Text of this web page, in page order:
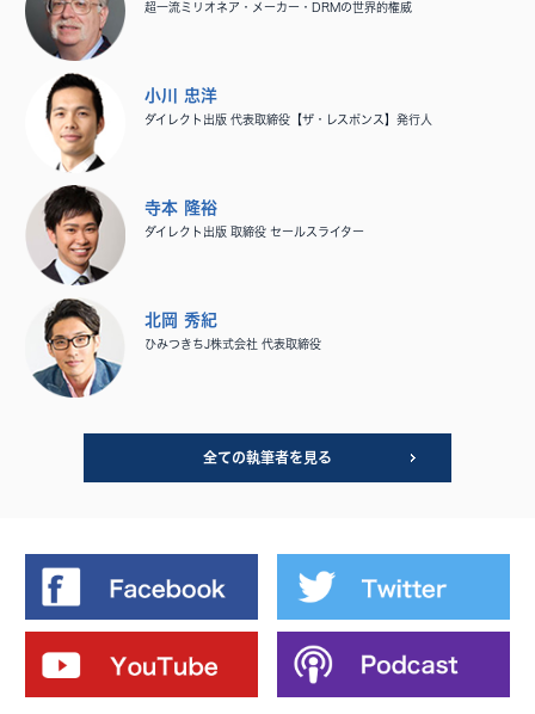
超一流ミリオネア・メーカー・DRMの世界的権威
小川 忠洋
ダイレクト出版 代表取締役【ザ・レスポンス】発行人
寺本 隆裕
ダイレクト出版 取締役 セールスライター
北岡 秀紀
ひみつきちJ株式会社 代表取締役
全ての執筆者を見る